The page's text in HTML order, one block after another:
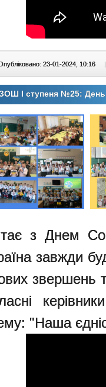
23-01-2024, 10:16 |
І ступеня №25: День
з Днем
завжди
звершень
"Наша